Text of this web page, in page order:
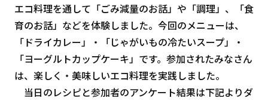
エコ料理を通して「ごみ減量のお話」や「調理」、「食
育のお話」などを体験しました。今回のメニューは、
「ドライカレー」・「じゃがいもの冷たいスープ」・
「ヨーグルトカップケーキ」です。参加されたみなさん
は、楽しく・美味しいエコ料理を実践しました。
当日のレシピと参加者のアンケート結果は下記よりダ